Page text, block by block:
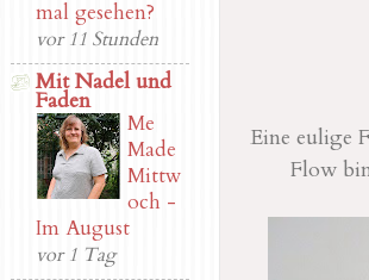
Eine eulige
Flow
mal gesehen?
vor 11 Stunden
Mit Nadel und
Faden
Me
Made
Mittw
och -
Im August
vor 1 Tag